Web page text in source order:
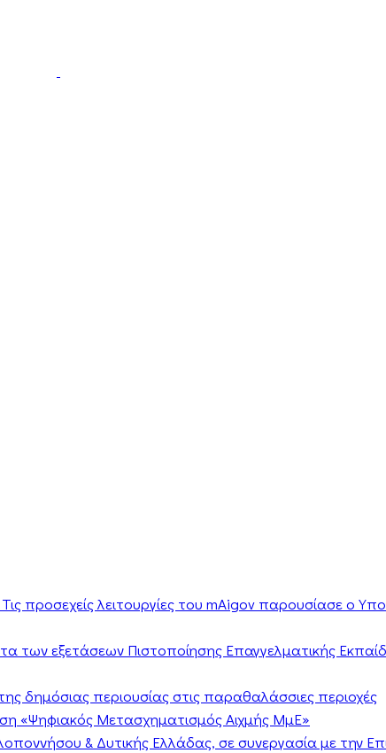
προσεχείς λειτουργίες του mAigov παρουσίασε ο
εξετάσεων Πιστοποίησης Επαγγελματικής
δημόσιας περιουσίας στις παραθαλάσσιες περιοχές
«Ψηφιακός Μετασχηματισμός Αιχμής ΜμΕ»
& Δυτικής Ελλάδας, σε συνεργασία με την